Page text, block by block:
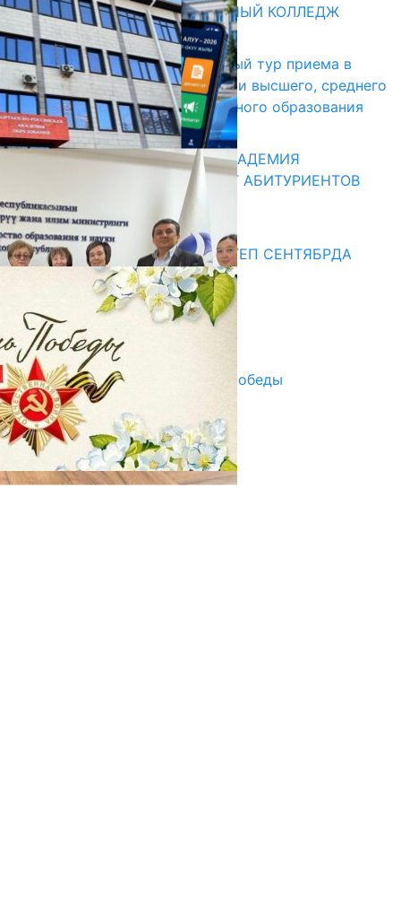
БИШКЕКСКИЙ УНИВЕРСАЛЬНЫЙ КОЛЛЕДЖ
17.07.2026
В Кыргызстане начался первый тур приема в
образовательные организации высшего, среднего
и начального профессионального образования
13.07.2026
КЫРГЫЗКО-РОССИЙСКАЯ АКАДЕМИЯ
ОБРАЗОВАНИЯ ПРИГЛАШАЕТ АБИТУРИЕНТОВ
10.07.2026
Медиа
СУЗАКТА 750 ОРУНДУУ МЕКТЕП СЕНТЯБРДА
ПАЙДАЛАНУУГА БЕРИЛЕТ
07.08.2025
Улуу Жеңиштин жандуу сөзү
29.04.2025
Награды в преддверии Дня Победы
29.04.2025